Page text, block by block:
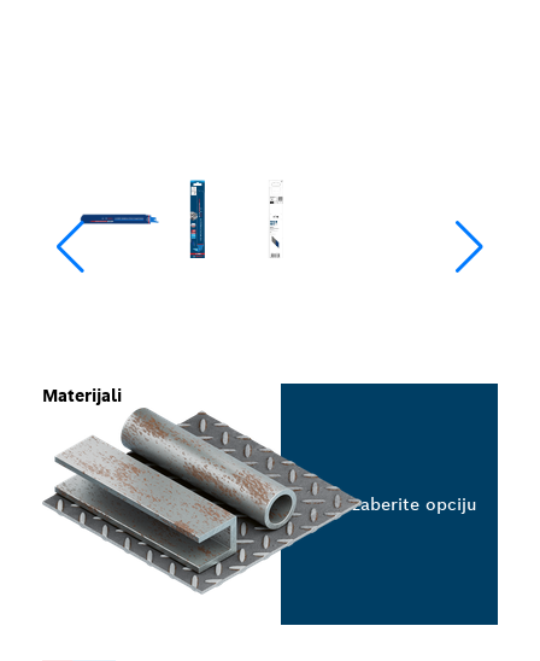
Materijali
Izaberite opciju